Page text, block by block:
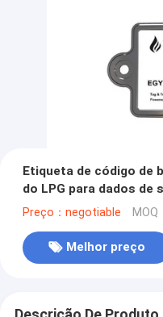
Etiqueta de código de
do LPG para dados de
de garrafa bastante
Preço：negotiable
Melhor preço